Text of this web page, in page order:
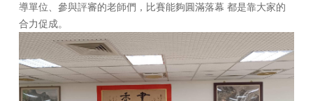
導單位、參與評審的老師們， 比賽能夠圓滿落幕 都是靠大家的
合力促成。